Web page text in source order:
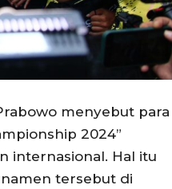
menyebut para
2024”
internasional. Hal itu
tersebut di